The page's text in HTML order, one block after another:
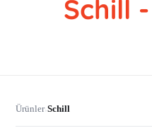
CYP Trading
Schill
Ürünler›Schill